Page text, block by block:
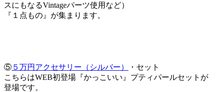
スにもなるVintageパーツ使用など）
『１点もの』が集まります。
⑤ ５万円アクセサリー（シルバー）
・セット
こちらはWEB初登場『かっこいい』プティパールセットが
登場です。